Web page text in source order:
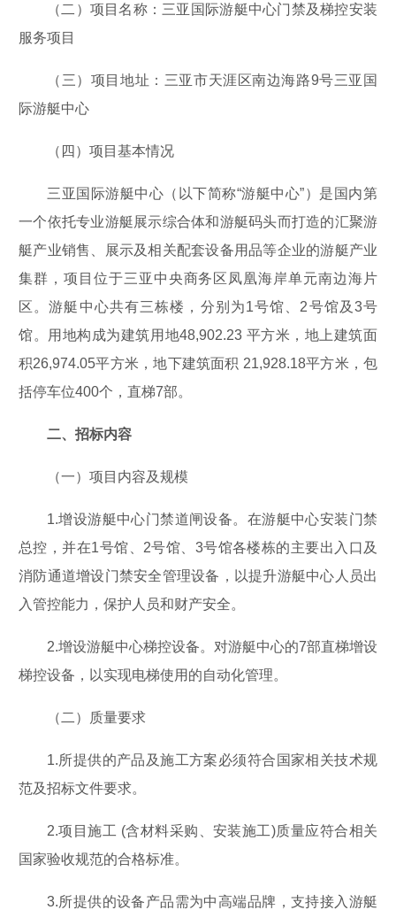
（二）项目名称：三亚国际游艇中心门禁及梯控安装
服务项目
（三）项目地址：三亚市天涯区南边海路9号三亚国
际游艇中心
（四）项目基本情况
三亚国际游艇中心（以下简称“游艇中心”）是国内第
一个依托专业游艇展示综合体和游艇码头而打造的汇聚游
艇产业销售、展示及相关配套设备用品等企业的游艇产业
集群，项目位于三亚中央商务区凤凰海岸单元南边海片
区。游艇中心共有三栋楼，分别为1号馆、2号馆及3号
馆。用地构成为建筑用地48,902.23 平方米，地上建筑面
积26,974.05平方米，地下建筑面积 21,928.18平方米，包
括停车位400个，直梯7部。
二、招标内容
（一）项目内容及规模
1.增设游艇中心门禁道闸设备。在游艇中心安装门禁
总控，并在1号馆、2号馆、3号馆各楼栋的主要出入口及
消防通道增设门禁安全管理设备，以提升游艇中心人员出
入管控能力，保护人员和财产安全。
2.增设游艇中心梯控设备。对游艇中心的7部直梯增设
梯控设备，以实现电梯使用的自动化管理。
（二）质量要求
1.所提供的产品及施工方案必须符合国家相关技术规
范及招标文件要求。
2.项目施工 (含材料采购、安装施工)质量应符合相关
国家验收规范的合格标准。
3.所提供的设备产品需为中高端品牌，支持接入游艇